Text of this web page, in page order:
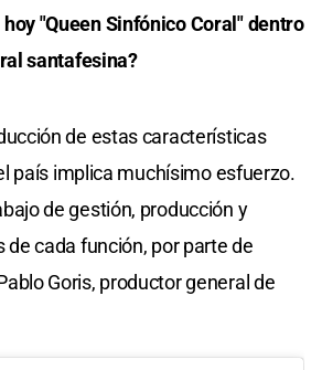
"Queen Sinfónico Coral" dentro
santafesina?
de estas características
país implica muchísimo esfuerzo.
de gestión, producción y
cada función, por parte de
Goris, productor general de